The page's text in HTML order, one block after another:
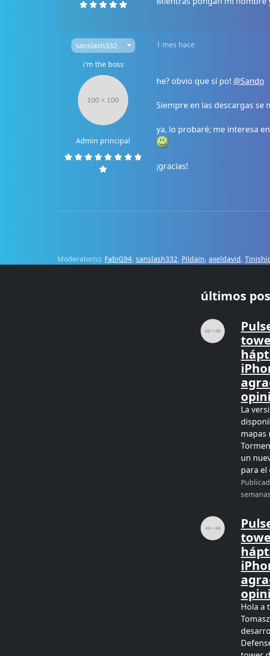
sanslash332
i'm the boss
1 mes hace
Admin principal
he? obvio que sí po! @Sando
Siempre en las descargas
ya, lo probaré; me interesa
¡gracias!
Moderator(s): FabiG94, sanslash332, Pildain, axeldavid,
últimos
La
mapas
un
para el
Hola a